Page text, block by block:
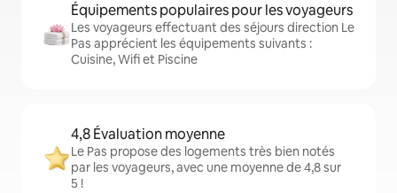
Équipements populaires pour les voyageurs
Les voyageurs effectuant des séjours direction Le
Pas apprécient les équipements suivants :
Cuisine, Wifi et Piscine
4,8 Évaluation moyenne
Le Pas propose des logements très bien notés
par les voyageurs, avec une moyenne de 4,8 sur
5 !